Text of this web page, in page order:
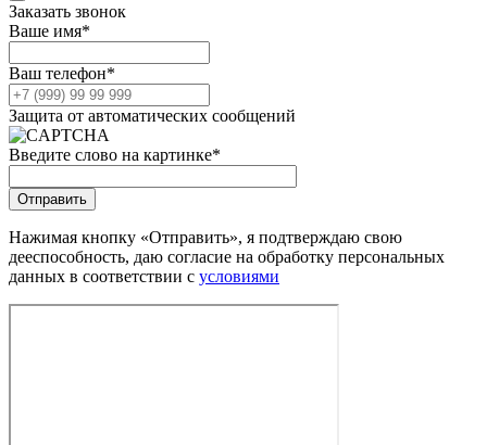
Заказать звонок
Ваше имя*
Ваш телефон*
Защита от автоматических сообщений
Введите слово на картинке*
Нажимая кнопку «Отправить», я подтверждаю свою
дееспособность, даю согласие на обработку персональных
данных в соответствии с условиями